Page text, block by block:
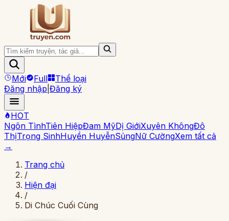
Mới Full
Thể loại
Đăng nhập Đăng ký
HOT
Ngôn TìnhTiên HiệpĐam MỹDị GiớiXuyên KhôngĐô
ThịTrọng SinhHuyền HuyễnSủngNữ CườngXem tất cả
→
Trang chủ
/
Hiện đại
/
Di Chúc Cuối Cùng